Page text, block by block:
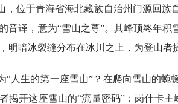
，位于青海省海北藏族自治州门源回族
音译，意为“雪山之尊”。其峰顶终年
明暗冰裂缝分布在冰川之上，为登山者
“人生的第一座雪山”？在爬向雪山的蜿
揭开这座雪山的“流量密码”：岗什卡主